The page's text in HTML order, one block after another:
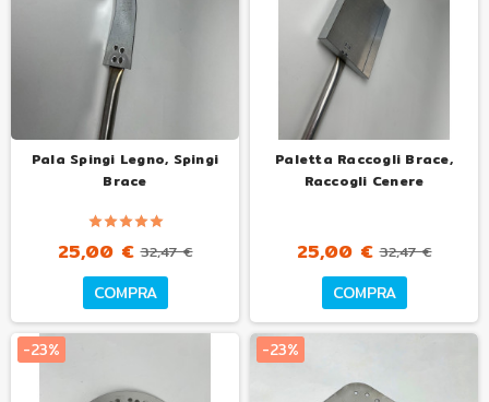
Pala Spingi Legno, Spingi
Brace
25,00 € 32,47 €
COMPRA
Paletta Raccogli Brace,
Raccogli Cenere
25,00 € 32,47 €
COMPRA
-23% -23%